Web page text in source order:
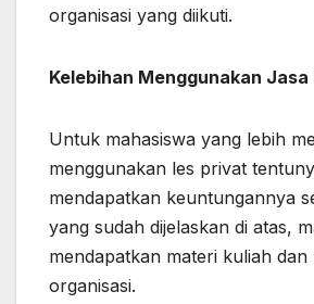
organisasi yang diikuti.
Kelebihan Menggunakan Jasa
Untuk mahasiswa yang lebih
menggunakan les privat
mendapatkan keuntungannya
yang sudah dijelaskan di atas,
mendapatkan materi kuliah dan
organisasi.